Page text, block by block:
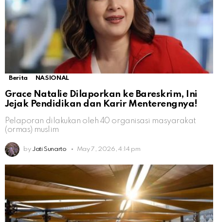
Berita NASIONAL
Grace Natalie Dilaporkan ke Bareskrim, Ini
Jejak Pendidikan dan Karir Menterengnya!
Pelaporan dilakukan oleh 40 organisasi masyarakat
(ormas) muslim
by Jati Sunarto May 7, 2026, 4:14 pm